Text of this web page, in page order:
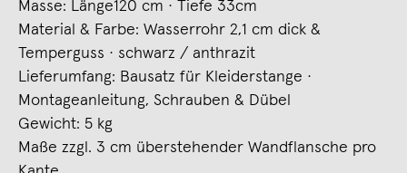
Masse: Länge120 cm · Tiefe 33cm
Material & Farbe: Wasserrohr 2,1 cm dick &
Temperguss · schwarz / anthrazit
Lieferumfang: Bausatz für Kleiderstange ·
Montageanleitung, Schrauben & Dübel
Gewicht: 5 kg
Maße zzgl. 3 cm überstehender Wandflansche pro